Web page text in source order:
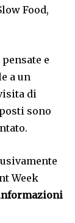
Food,
e
a un
di
sono
Week